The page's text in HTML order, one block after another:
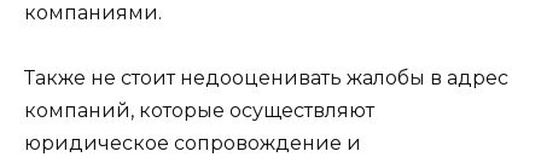
компаниями.
Также не стоит недооценивать жалобы в адрес
компаний, которые осуществляют
юридическое сопровождение и